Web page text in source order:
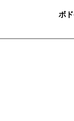
ボ